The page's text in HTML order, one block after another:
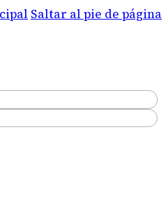
Saltar al pie de página